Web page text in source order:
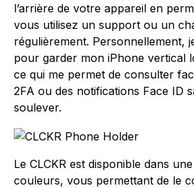
l’arrière de votre appareil en
vous utilisez un support ou un
régulièrement. Personnellement,
pour garder mon iPhone vertical
ce qui me permet de consulter
2FA ou des notifications Face ID
soulever.
Le CLCKR est disponible dans
couleurs, vous permettant de le